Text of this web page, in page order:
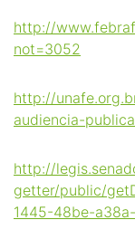
http://
not=3052
http://
audiencia-
http://
getter/public/
1445-48be-